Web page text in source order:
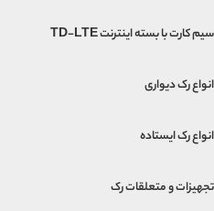
سیم کارت با بسته اینترنت TD-LTE
انواع رک دیواری
انواع رک ایستاده
تجهیزات و متعلقات رک